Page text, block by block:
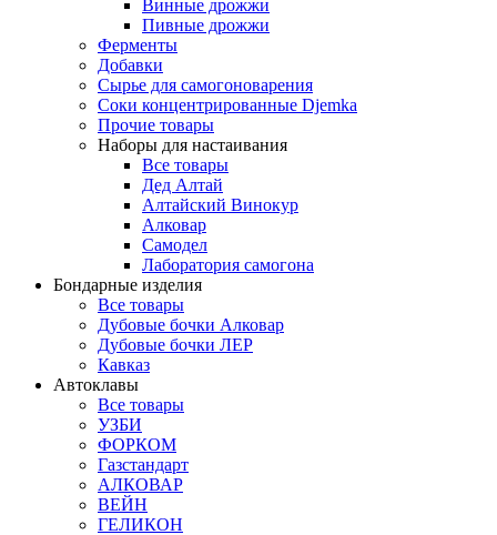
Винные дрожжи
Пивные дрожжи
Ферменты
Добавки
Сырье для самогоноварения
Соки концентрированные Djemka
Прочие товары
Наборы для настаивания
Все товары
Дед Алтай
Алтайский Винокур
Алковар
Самодел
Лаборатория самогона
Бондарные изделия
Все товары
Дубовые бочки Алковар
Дубовые бочки ЛЕР
Кавказ
Автоклавы
Все товары
УЗБИ
ФОРКОМ
Газстандарт
АЛКОВАР
ВЕЙН
ГЕЛИКОН